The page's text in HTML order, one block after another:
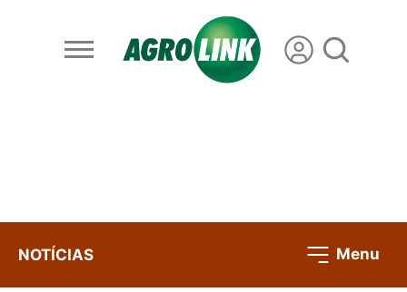
NOTÍCIAS Menu